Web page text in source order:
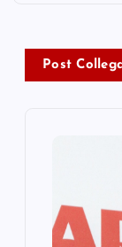
v
Post